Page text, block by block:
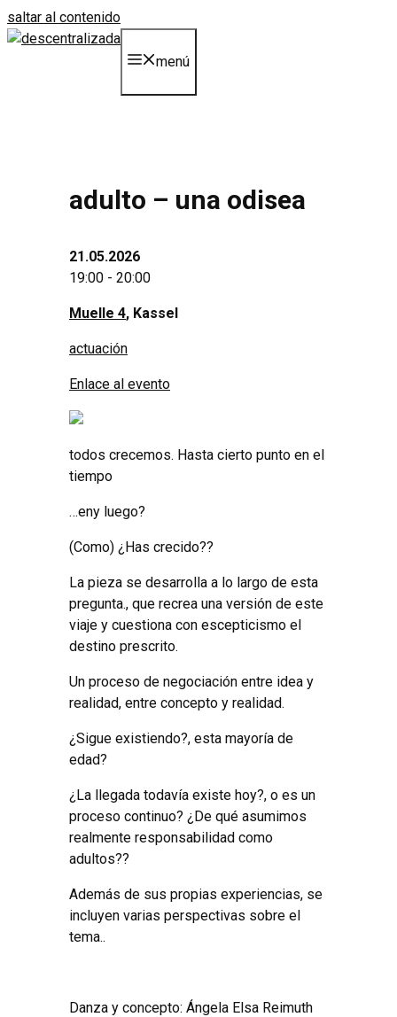
saltar al contenido
menú
adulto – una odisea
21.05.2026
19:00 - 20:00
Muelle 4, Kassel
actuación
Enlace al evento
todos crecemos. Hasta cierto punto en el
tiempo
…eny luego?
(Como) ¿Has crecido??
La pieza se desarrolla a lo largo de esta
pregunta., que recrea una versión de este
viaje y cuestiona con escepticismo el
destino prescrito.
Un proceso de negociación entre idea y
realidad, entre concepto y realidad.
¿Sigue existiendo?, esta mayoría de
edad?
¿La llegada todavía existe hoy?, o es un
proceso continuo? ¿De qué asumimos
realmente responsabilidad como
adultos??
Además de sus propias experiencias, se
incluyen varias perspectivas sobre el
tema..
Danza y concepto: Ángela Elsa Reimuth